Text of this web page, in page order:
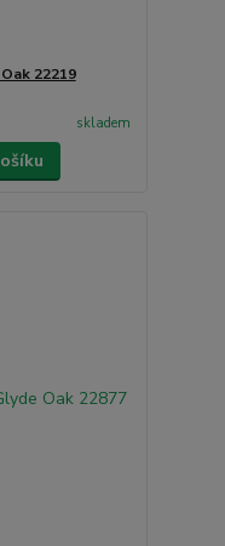
22219
skladem